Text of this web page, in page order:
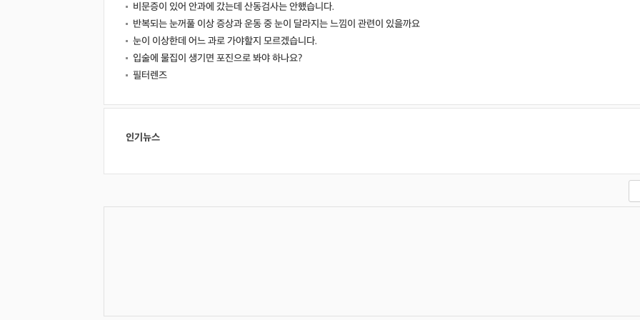
비문증이 있어 안과에 갔는데 산동검사는 안했습니다.
반복되는 눈꺼풀 이상 증상과 운동 중 눈이 달라지는 느낌이 관련이 있을까요
눈이 이상한데 어느 과로 가야할지 모르겠습니다.
입술에 물집이 생기면 포진으로 봐야 하나요?
필터렌즈
인기뉴스